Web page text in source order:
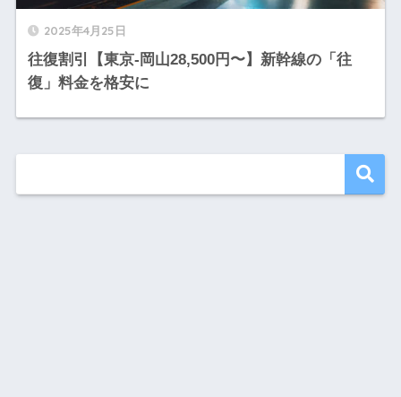
2025年4月25日
往復割引【東京-岡山28,500円〜】新幹線の「往
復」料金を格安に